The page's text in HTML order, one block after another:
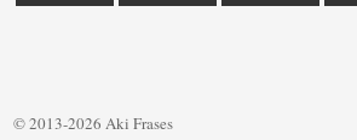
© 2013-2026 Aki Frases